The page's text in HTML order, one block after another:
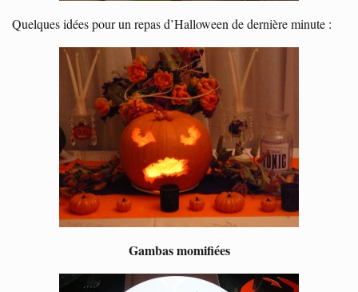
Quelques idées pour un repas d’Halloween de dernière minute :
Gambas momifiées